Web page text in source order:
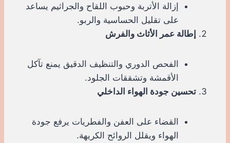
إزالة الأتربة وحبوب اللقاح والجراثيم يساعد
على تقليل الحساسية والربو.
إطالة عمر الأثاث والفرش
الفحص الدوري والتنظيف الدقيق يمنع تآكل
الأقمشة وتشققات الجلود.
تحسين جودة الهواء الداخلي
القضاء على العفن والفطريات يرفع جودة
الهواء ويقلل الروائح الكريهة.